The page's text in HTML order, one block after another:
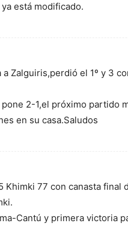
está modificado.
Zalguiris,perdió el 1º y 3
2-1,el próximo partido
en su casa.Saludos
Khimki 77 con canasta final
Cantú y primera victoria